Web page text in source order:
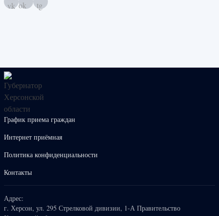
График приема граждан
Интернет приёмная
Политика конфиденциальности
Контакты
Адрес:
г. Херсон, ул. 295 Стрелковой дивизии, 1-А Правительство